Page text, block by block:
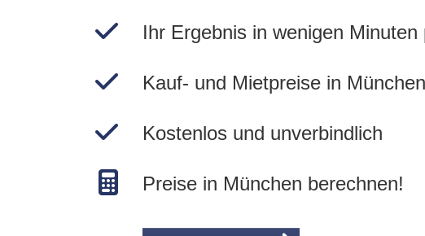
Ihr Ergebnis in wenigen Minuten
Kauf- und Mietpreise in München
Kostenlos und unverbindlich
Preise in München berechnen!